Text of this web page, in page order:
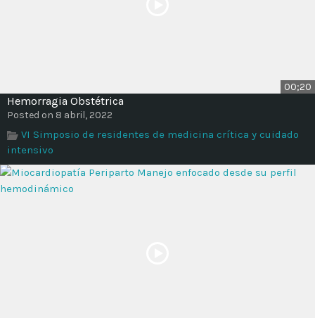
00;20
Hemorragia Obstétrica
Posted on 8 abril, 2022
VI Simposio de residentes de medicina crítica y cuidado
intensivo